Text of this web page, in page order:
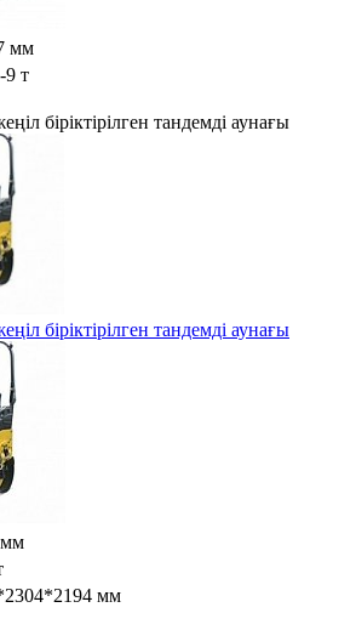
мм
9 т
біріктірілген тандемді аунағы
біріктірілген тандемді аунағы
мм